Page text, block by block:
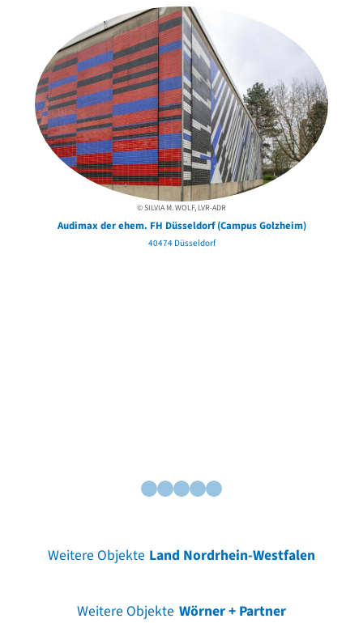
© SILVIA M. WOLF, LVR-ADR
Audimax der ehem. FH Düsseldorf (Campus Golzheim)
40474 Düsseldorf
Weitere Objekte Land Nordrhein-Westfalen
Weitere Objekte Wörner + Partner